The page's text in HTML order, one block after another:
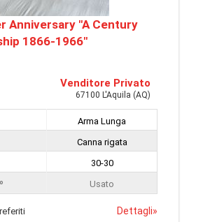
Anniversary "A Century
1866-1966"
Venditore Privato
67100 L'Aquila (AQ)
Arma Lunga
Canna rigata
30-30
Usato
Dettagli»